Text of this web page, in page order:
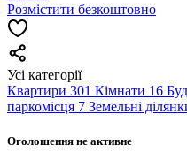
Розмістити безкоштовно
Усі категорії
Квартири 301 Кімнати 16
паркомісця 7 Земельні
Оголошення не активне